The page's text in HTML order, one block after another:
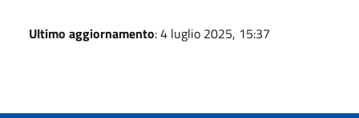
Ultimo aggiornamento: 4 luglio 2025, 15:37